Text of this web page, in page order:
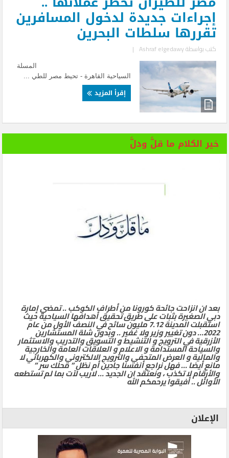
إجراءات جديدة لدخول المسافرين
تقررها سلطات البحرين
كتب بواسطةAshraf elgedawy
|
المسلة
السياحية القاهرة - تحيط مصر للطي ...
إقرأ المزيد
خير الكلام ما قلَّ ودلَّ
بعد ان انزاحت جائحة كورونا من أطراف الكوكب .. تمضي إمارة
دبي الصغيرة بثبات على طريق تحقيق أهدافها السياحية حيث
استقبلت المدينة 7.12 مليون سائح في النصف الأول من عام
2022… دون تغيير وزير ولا غفير .. وبدون شلة المستشارين
الأزرقية في الترويج و التنشيط و التسويق والتدريب والاستثمار
والسياحة المستدامة و الاعلام و العلاقات العامة والخارجية
والمالية و العرض المتحفي والترويج الالكتروني والكهربائي لا
مانع أيضا … فهل نراجع أنفسنا جادين أم نظل ” محلك سر ”
والأرقام لا تكذب ، ونعتقد ان الجديد … لاريب لآت بما لم تستطعه
الأوائل .. أفيقوا يرحمكم الله
الإعلان